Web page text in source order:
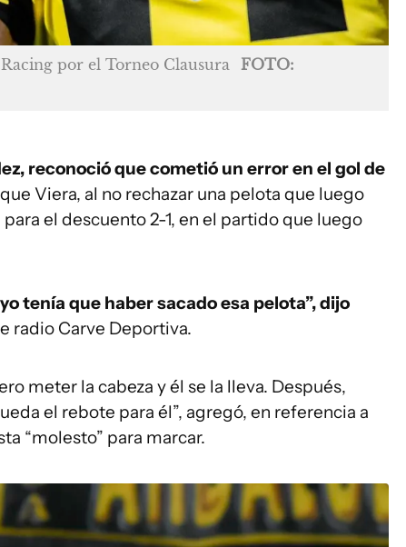
por el Torneo Clausura
FOTO:
reconoció que cometió un error en el gol de
Viera, al no rechazar una pelota que luego
el descuento 2-1, en el partido que luego
tenía que haber sacado esa pelota”, dijo
radio Carve Deportiva.
meter la cabeza y él se la lleva. Después,
el rebote para él”, agregó, en referencia a
“molesto” para marcar.